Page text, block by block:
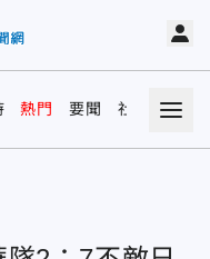
熱門 要聞 社會 娛樂